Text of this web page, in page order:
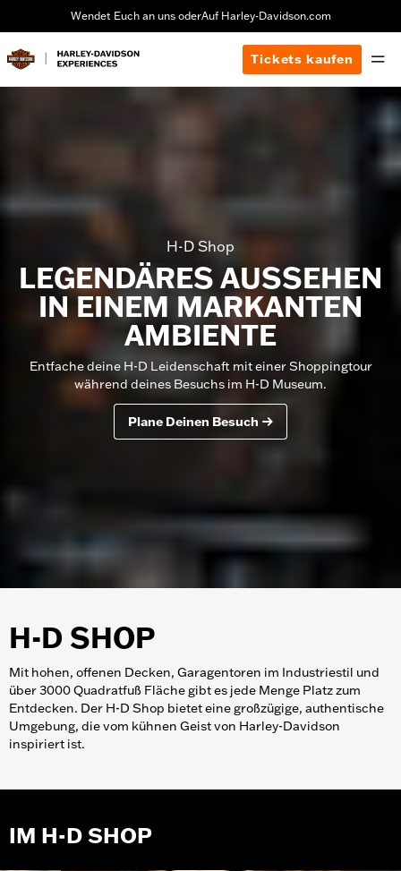
Wendet Euch an uns oderAuf Harley-Davidson.com
Tickets kaufen
H-D Shop
LEGENDÄRES AUSSEHEN
IN EINEM MARKANTEN
AMBIENTE
Entfache deine H-D Leidenschaft mit einer Shoppingtour
während deines Besuchs im H-D Museum.
Plane Deinen Besuch
H-D SHOP
Mit hohen, offenen Decken, Garagentoren im Industriestil und
über 3000 Quadratfuß Fläche gibt es jede Menge Platz zum
Entdecken. Der H-D Shop bietet eine großzügige, authentische
Umgebung, die vom kühnen Geist von Harley-Davidson
inspiriert ist.
IM H-D SHOP